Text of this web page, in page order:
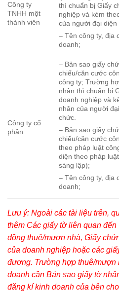
Công ty
TNHH một
thành viên
thì chuẩn bị Giấy
nghiệp và kèm
của người đại diện
– Tên công ty, địa
doanh;
Công ty cổ
phần
– Bản sao giấy
chiếu/căn cước
công ty; Trường
nhân thì chuẩn bị
doanh nghiệp và
nhân của người
chức.
– Bản sao giấy
chiếu/căn cước
theo pháp luật
diện theo pháp
sáng lập);
– Tên công ty, địa
doanh;
Lưu ý: Ngoài các tài liệu trên,
thêm Các giấy tờ liên quan
đồng thuê/mượn nhà, Giấy
của doanh nghiệp hoặc các
đương. Trường hợp thuê/mượn
doanh cần Bản sao giấy tờ
đăng kí kinh doanh của bên